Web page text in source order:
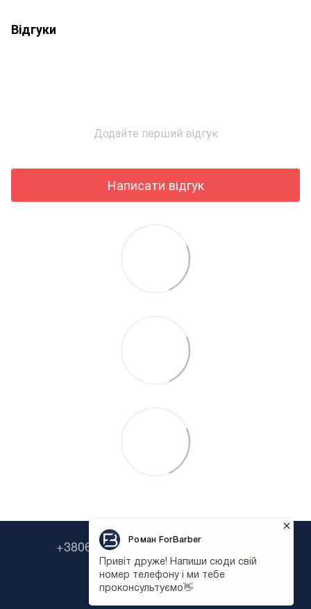
Відгуки
Додайте перший відгук
Написати відгук
+380638322646 +380673954135
Контактна інформація
Повна версія сайту